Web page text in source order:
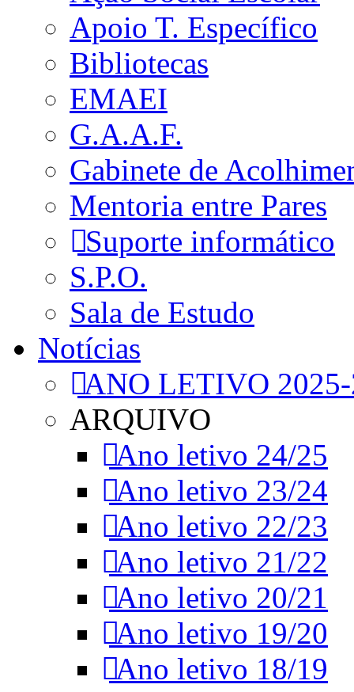
Apoio T. Específico
Bibliotecas
EMAEI
G.A.A.F.
Gabinete de
Mentoria entre Pares
Suporte informático
S.P.O.
Sala de Estudo
Notícias
ANO LETIVO
ARQUIVO
Ano letivo 24/25
Ano letivo 23/24
Ano letivo 22/23
Ano letivo 21/22
Ano letivo 20/21
Ano letivo 19/20
Ano letivo 18/19